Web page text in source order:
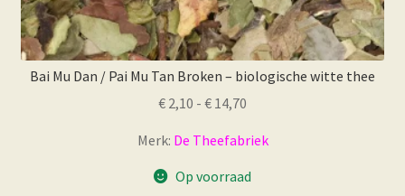
Bai Mu Dan / Pai Mu Tan Broken – biologische witte thee
€ 2,10 - € 14,70
tot
€ 14,70
Merk: De Theefabriek
Op voorraad